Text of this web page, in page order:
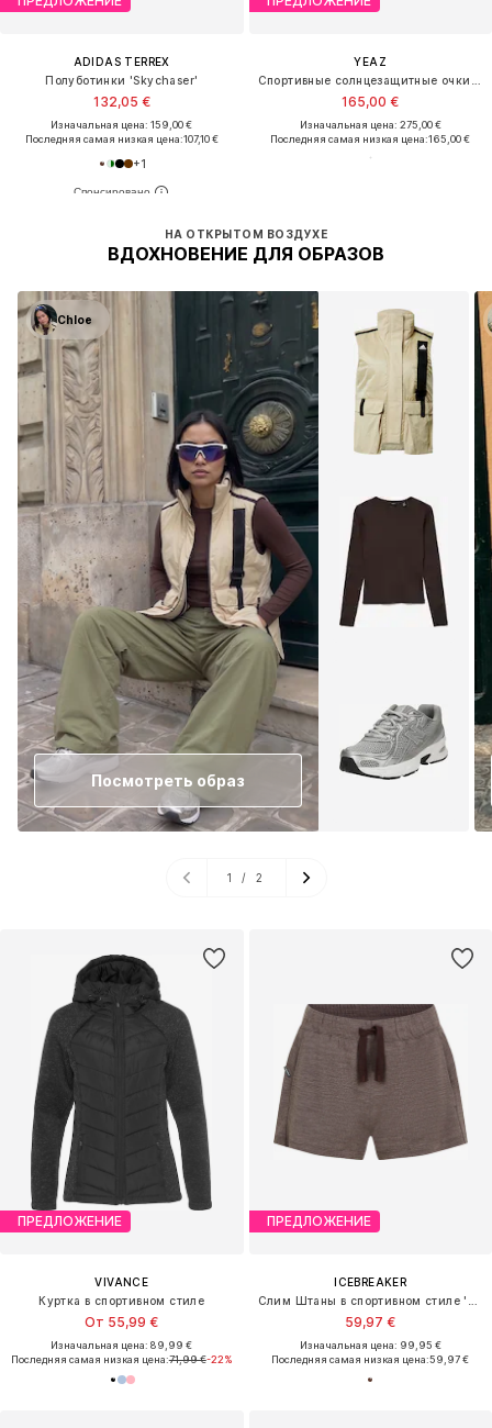
ADIDAS TERREX
Полуботинки 'Skychaser'
132,05 €
Изначальная цена: 159,00 €
Последняя самая низкая цена:107,10 €
+1
YEAZ
165,00 €
Изначальная цена: 275,00 €
Последняя самая низкая цена:165,00 €
НА ОТКРЫТОМ ВОЗДУХЕ
ВДОХНОВЕНИЕ ДЛЯ ОБРАЗОВ
Chloe
Посмотреть образ
1 / 2
ПРЕДЛОЖЕНИЕ
VIVANCE
Куртка в спортивном стиле
От 55,99 €
Изначальная цена: 89,99 €
Последняя самая низкая цена:71,99 €-22%
ПРЕДЛОЖЕНИЕ
ICEBREAKER
59,97 €
Изначальная цена: 99,95 €
Последняя самая низкая цена:59,97 €